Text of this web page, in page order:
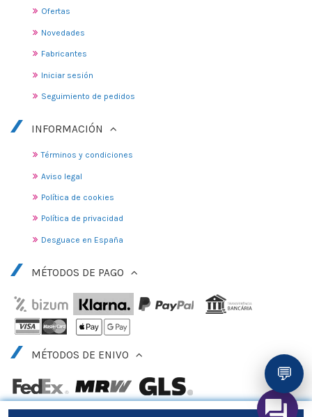
Ofertas
Novedades
Fabricantes
Iniciar sesión
Seguimiento de pedidos
INFORMACIÓN
Términos y condiciones
Aviso legal
Política de cookies
Política de privacidad
Desguace en España
MÉTODOS DE PAGO
MÉTODOS DE ENIVO
💬